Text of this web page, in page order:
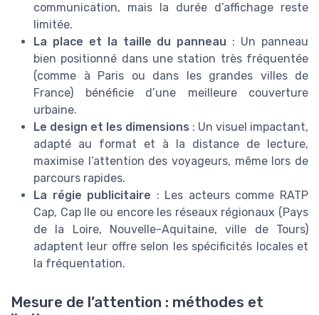
communication, mais la durée d’affichage reste
limitée.
La place et la taille du panneau : Un panneau
bien positionné dans une station très fréquentée
(comme à Paris ou dans les grandes villes de
France) bénéficie d’une meilleure couverture
urbaine.
Le design et les dimensions : Un visuel impactant,
adapté au format et à la distance de lecture,
maximise l’attention des voyageurs, même lors de
parcours rapides.
La régie publicitaire : Les acteurs comme RATP
Cap, Cap Ile ou encore les réseaux régionaux (Pays
de la Loire, Nouvelle-Aquitaine, ville de Tours)
adaptent leur offre selon les spécificités locales et
la fréquentation.
Mesure de l’attention : méthodes et